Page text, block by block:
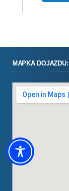
MAPKA DOJAZDU: